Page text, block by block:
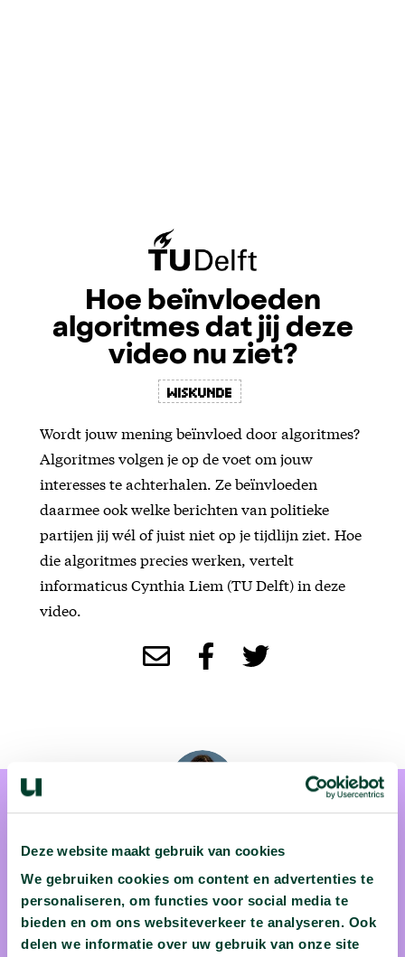
Deze website maakt gebruik van cookies
We gebruiken cookies om content en advertenties te
personaliseren, om functies voor social media te
bieden en om ons websiteverkeer te analyseren. Ook
delen we informatie over uw gebruik van onze site
Hoe beïnvloeden
algoritmes dat jij deze
video nu ziet?
Wiskunde
Wordt jouw mening beïnvloed door algoritmes?
Algoritmes volgen je op de voet om jouw
interesses te achterhalen. Ze beïnvloeden
daarmee ook welke berichten van politieke
partijen jij wél of juist niet op je tijdlijn ziet. Hoe
die algoritmes precies werken, vertelt
informaticus Cynthia Liem (TU Delft) in deze
video.
Dr. Cynthia Liem
Dr. Cynthia Liem is informaticus aan de TU Delft